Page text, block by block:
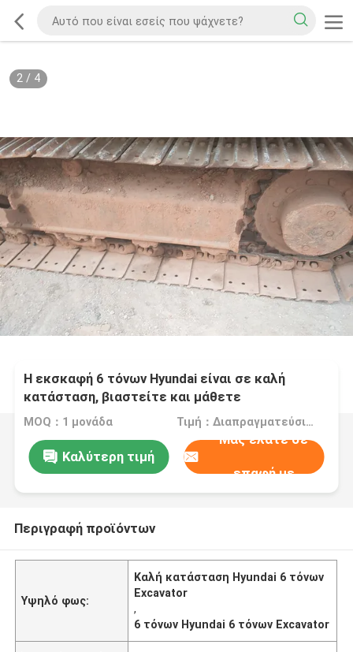
2/ 4
Η εκσκαφή 6 τόνων Hyundai είναι σε καλή
κατάσταση, βιαστείτε και μάθετε
περισσότερα!
MOQ：1 μονάδα Τιμή：Διαπραγματεύσιμος
Καλύτερη τιμή
Μας ελάτε σε
επαφή με
Περιγραφή προϊόντων
Υψηλό φως:
Καλή κατάσταση Hyundai 6 τόνων
Excavator
,
6 τόνων Hyundai 6 τόνων Excavator